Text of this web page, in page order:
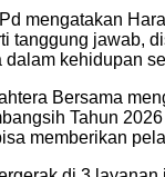
mengatakan
tanggung
kehidupan
Bersama
Tahun
memberikan